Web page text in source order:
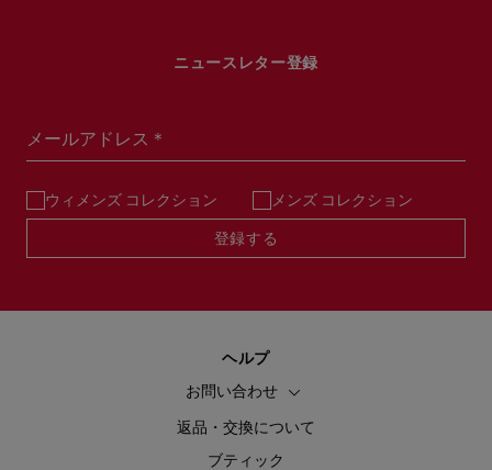
ニュースレター登録
メールアドレス＊
ウィメンズ コレクション メンズ コレクション
登録する
ヘルプ
お問い合わせ
返品・交換について
ブティック